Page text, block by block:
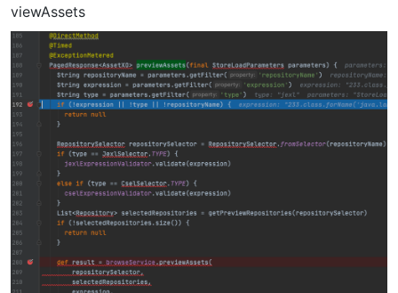
viewAssets